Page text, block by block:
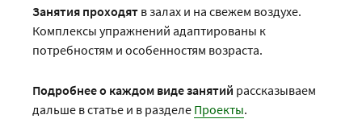
Занятия проходят в залах и на свежем воздухе.
Комплексы упражнений адаптированы к
потребностям и особенностям возраста.
Подробнее о каждом виде занятий рассказываем
дальше в статье и в разделе Проекты.